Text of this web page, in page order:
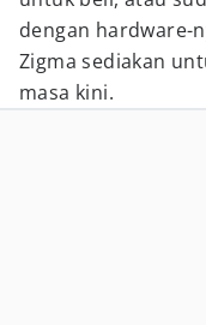
dengan hardware-
Zigma sediakan
masa kini.